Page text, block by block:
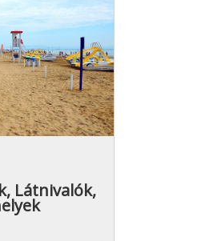
Látnivalók,